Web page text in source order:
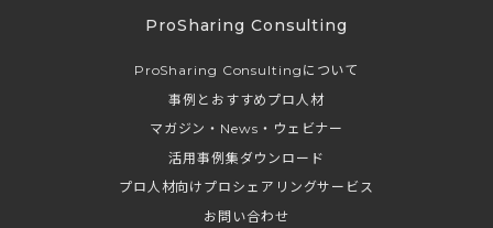
ProSharing Consulting
ProSharing Consultingについて
事例とおすすめプロ人材
マガジン・News・ウェビナー
活用事例集ダウンロード
プロ人材向けプロシェアリングサービス
お問い合わせ